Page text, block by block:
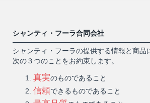
シャンティ・フーラ合同会社
シャンティ・フーラの提供する情報と商品
次の３つのことをお約束します。
真実のものであること
信頼できるものであること